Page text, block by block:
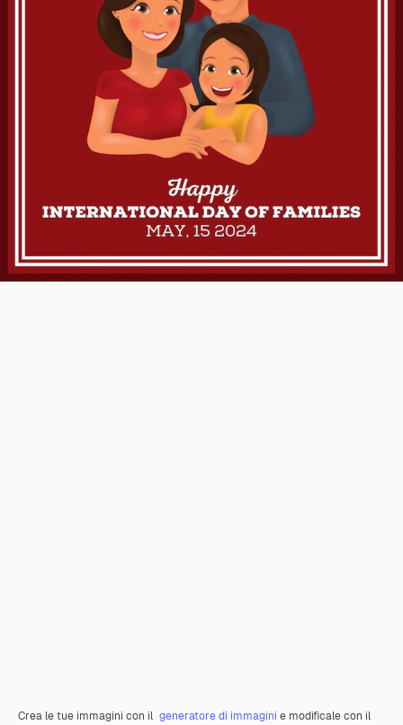
Crea le tue immagini con il generatore di immagini e modificale con il